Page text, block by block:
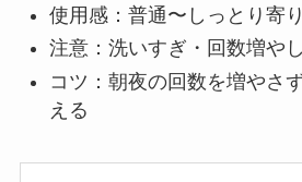
使用感：普通〜しっとり寄り
注意：洗いすぎ・回数増や
コツ：朝夜の回数を増やさ
える